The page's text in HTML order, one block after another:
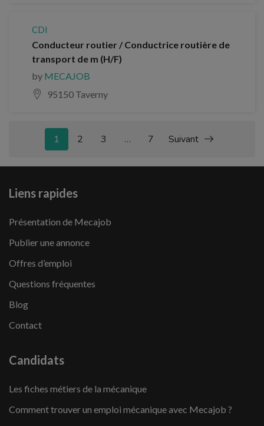
CDI
Conducteur routier / Conductrice routière de
transport de m (H/F)
by MECAJOB
95150 Taverny
1 2 3 … 7 Suivant
Liens rapides
Présentation de Mecajob
Publier une annonce
Offres d’emploi
Questions fréquentes
Blog
Contact
Candidats
Les fiches métiers de la mécanique
Comment trouver un emploi mécanique avec Mecajob ?